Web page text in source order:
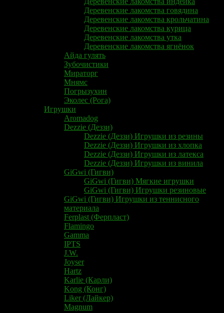
Деревенские лакомства говядина
Деревенские лакомства крольчатина
Деревенские лакомства курица
Деревенские лакомства утка
Деревенские лакомства ягнёнок
Айда гулять
Зубочистики
Мираторг
Мнямс
Погрызухин
Эколес (Рога)
Игрушки
Aromadog
Dezzie (Деззи)
Dezzie (Деззи) Игрушки из резины
Dezzie (Деззи) Игрушки из хлопка
Dezzie (Деззи) Игрушки из латекса
Dezzie (Деззи) Игрушки из винила
GiGwi (Гигви)
GiGwi (Гигви) Мягкие игрушки
GiGwi (Гигви) Игрушки резиновые
GiGwi (Гигви) Игрушки из теннисного
материала
Ferplast (Ферпласт)
Flamingo
Gamma
IPTS
J.W.
Joyser
Hartz
Karlie (Карли)
Kong (Конг)
Liker (Лайкер)
Magnum